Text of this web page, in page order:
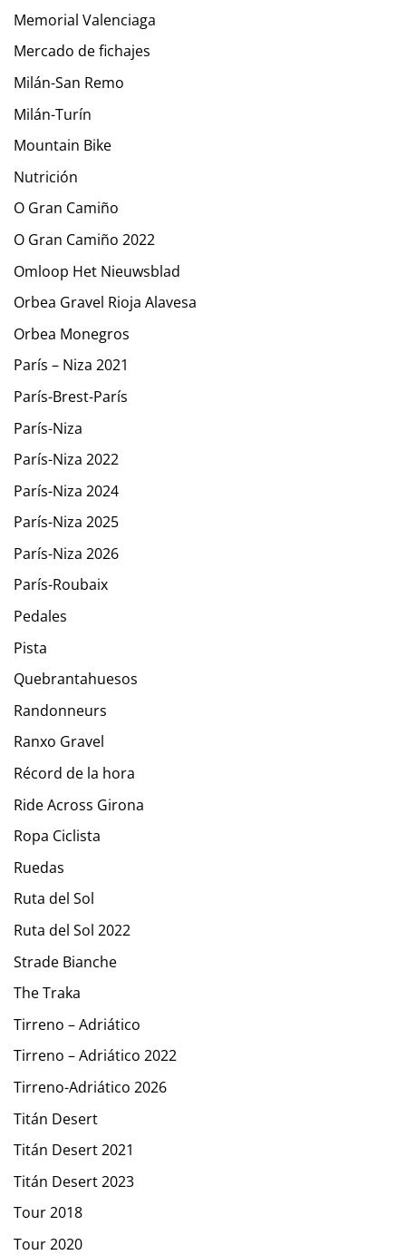
Memorial Valenciaga
Mercado de fichajes
Milán-San Remo
Milán-Turín
Mountain Bike
Nutrición
O Gran Camiño
O Gran Camiño 2022
Omloop Het Nieuwsblad
Orbea Gravel Rioja Alavesa
Orbea Monegros
París – Niza 2021
París-Brest-París
París-Niza
París-Niza 2022
París-Niza 2024
París-Niza 2025
París-Niza 2026
París-Roubaix
Pedales
Pista
Quebrantahuesos
Randonneurs
Ranxo Gravel
Récord de la hora
Ride Across Girona
Ropa Ciclista
Ruedas
Ruta del Sol
Ruta del Sol 2022
Strade Bianche
The Traka
Tirreno – Adriático
Tirreno – Adriático 2022
Tirreno-Adriático 2026
Titán Desert
Titán Desert 2021
Titán Desert 2023
Tour 2018
Tour 2020